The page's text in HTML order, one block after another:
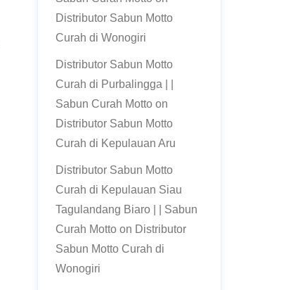
Distributor Sabun Motto
Curah di Wonogiri
Distributor Sabun Motto
Curah di Purbalingga | |
Sabun Curah Mottoon
Distributor Sabun Motto
Curah di Kepulauan Aru
Distributor Sabun Motto
Curah di Kepulauan Siau
Tagulandang Biaro | | Sabun
Curah Mottoon Distributor
Sabun Motto Curah di
Wonogiri